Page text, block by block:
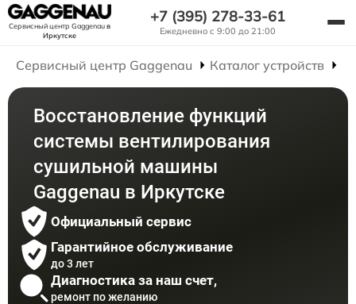
Сервисный центр Gaggenauв
Иркутске
+7 (395) 278-33-61
Ежедневно с 9:00 до 21:00
Сервисный центр Gaggenau Каталог устройств
Восстановление функций
системы вентилирования
сушильной машины
Gaggenau в Иркутске
Официальный сервис
Гарантийное обслуживание
до 3 лет
Диагностика за наш счет,
ремонт по желанию